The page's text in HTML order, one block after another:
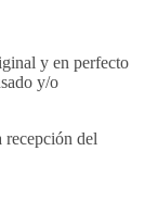
y en perfecto
y/o
recepción del